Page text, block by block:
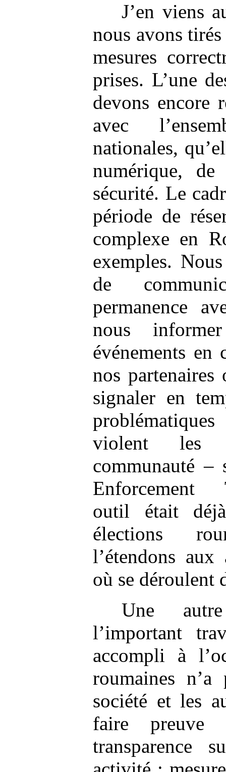
J’en viens
nous avons
mesures
prises. L’une
devons encore
avec
nationales,
numérique,
sécurité. Le
période de
complexe en
exemples.
de
permanence
nous
événements en
nos
signaler en
violent les
communauté –
outil était
élections
l’étendons aux
où se déroulent
Une
l’important
accompli à
roumaines
société et les
faire preuve
transparence